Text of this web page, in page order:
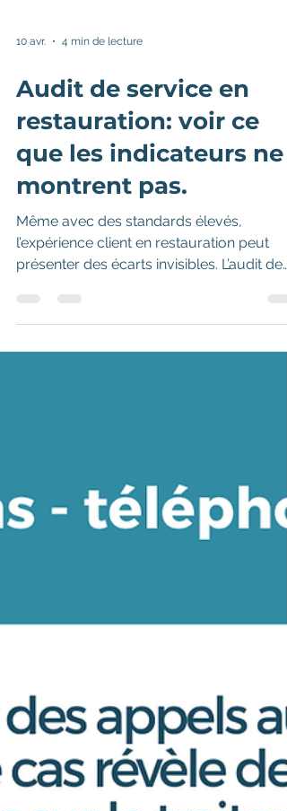
Audit de service en
restauration: voir ce
que les indicateurs ne
montrent pas.
Même avec des standards élevés,
l’expérience client en restauration peut
présenter des écarts invisibles. L’audit de